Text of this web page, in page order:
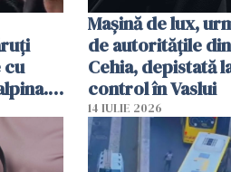
cu
caută
Mașină de lux,
de autoritățile din
Cehia, depistată
control în Vaslui
14 IULIE 2026